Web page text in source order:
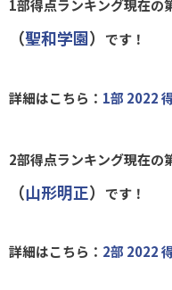
1部得点ランキング現在の
（聖和学園） です！
詳細はこちら： 1部 2022
2部得点ランキング現在の
（山形明正） です！
詳細はこちら： 2部 2022